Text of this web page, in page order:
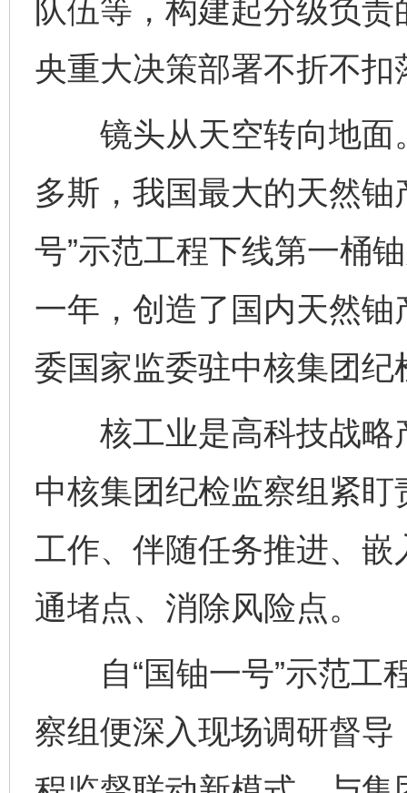
队伍等，构建起分级负
央重大决策部署不折不扣
镜头从天空转向地面
多斯，我国最大的天然
号”示范工程下线第一桶
一年，创造了国内天然铀
委国家监委驻中核集团
核工业是高科技战略
中核集团纪检监察组紧
工作、伴随任务推进、
通堵点、消除风险点。
自“国铀一号”示范工
察组便深入现场调研督